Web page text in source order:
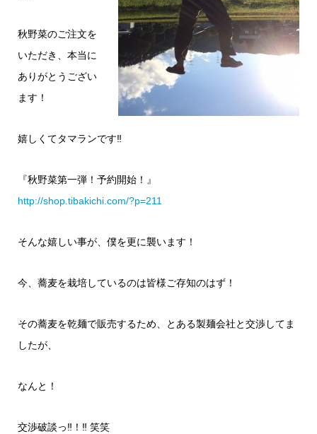
秋野菜のご注文を
いただき、本当に
ありがとうござい
ます！
嬉しくてタマランです‼︎
『秋野菜第一弾！予約開始！』
http://shop.tibakichi.com/?p=211
そんな嬉しい事が、僕を更に襲います！
今、蕎麦を栽培しているのは皆様ご存知のはず！
その蕎麦を乾麺で販売するため、とある製麺会社と交渉してま
したが、
なんと！
交渉破談っ‼︎！‼︎ 笑笑